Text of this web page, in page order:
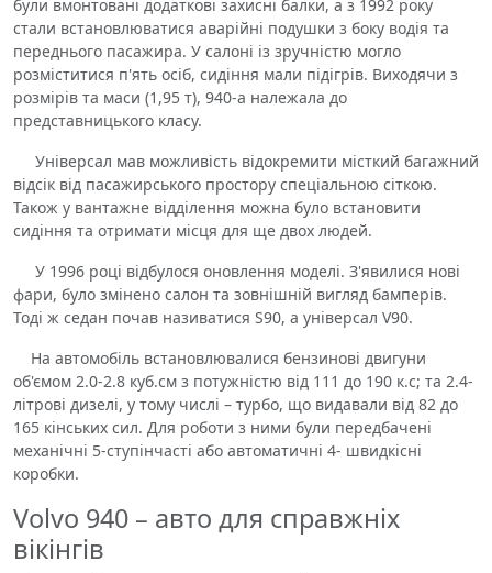
були вмонтовані додаткові захисні балки, а з 1992 року
стали встановлюватися аварійні подушки з боку водія та
переднього пасажира. У салоні із зручністю могло
розміститися п'ять осіб, сидіння мали підігрів. Виходячи з
розмірів та маси (1,95 т), 940-а належала до
представницького класу.
Універсал мав можливість відокремити місткий багажний
відсік від пасажирського простору спеціальною сіткою.
Також у вантажне відділення можна було встановити
сидіння та отримати місця для ще двох людей.
У 1996 році відбулося оновлення моделі. З'явилися нові
фари, було змінено салон та зовнішній вигляд бамперів.
Тоді ж седан почав називатися S90, а універсал V90.
На автомобіль встановлювалися бензинові двигуни
об'ємом 2.0-2.8 куб.см з потужністю від 111 до 190 к.с; та 2.4-
літрові дизелі, у тому числі – турбо, що видавали від 82 до
165 кінських сил. Для роботи з ними були передбачені
механічні 5-ступінчасті або автоматичні 4- швидкісні
коробки.
Volvo 940 – авто для справжніх
вікінгів